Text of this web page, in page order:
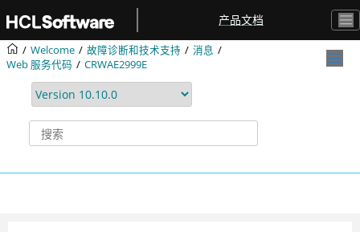
产品文档
Welcome 故障诊断和技术支持
消息
Web 服务代码
CRWAE2999E